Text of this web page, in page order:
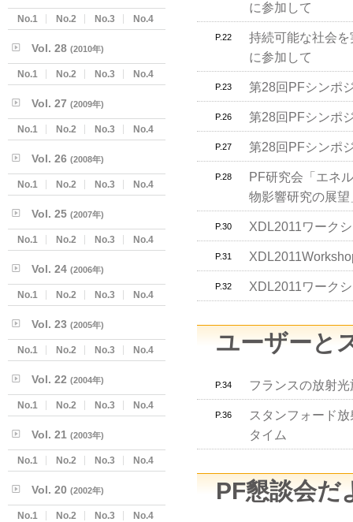
に参加して
P.22
持続可能な社会
に参加して
P.23 第28回PFシンポ
P.26 第28回PFシンポ
P.27 第28回PFシンポ
P.28
PF研究会「エネ
物影響研究の展
P.30 XDL2011ワーク
P.31
P.32 XDL2011ワーク
ユーザーと
P.34 フランスの放射
P.36
スタンフォード
タイム
PF懇談会だ
No.1 No.2 No.3 No.4
Vol. 28 (2010年)
No.1 No.2 No.3 No.4
Vol. 27 (2009年)
No.1 No.2 No.3 No.4
Vol. 26 (2008年)
No.1 No.2 No.3 No.4
Vol. 25 (2007年)
No.1 No.2 No.3 No.4
Vol. 24 (2006年)
No.1 No.2 No.3 No.4
Vol. 23 (2005年)
No.1 No.2 No.3 No.4
Vol. 22 (2004年)
No.1 No.2 No.3 No.4
Vol. 21 (2003年)
No.1 No.2 No.3 No.4
Vol. 20 (2002年)
No.1 No.2 No.3 No.4